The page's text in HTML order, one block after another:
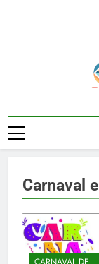
Carnaval